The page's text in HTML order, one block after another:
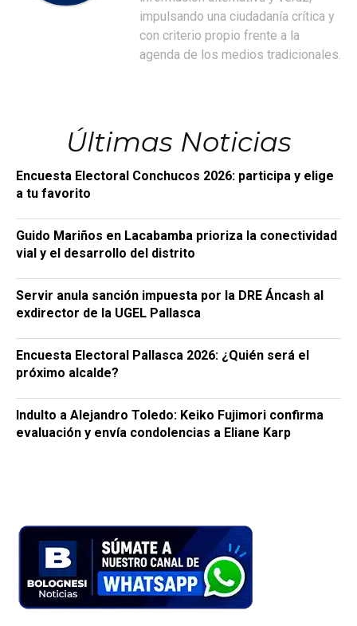
impulsando una ciudadanía crítica y
con criterio propio frente a la
agenda de los medios tradicionales.
Últimas Noticias
Encuesta Electoral Conchucos 2026: participa y elige
a tu favorito
Guido Mariños en Lacabamba prioriza la conectividad
vial y el desarrollo del distrito
Servir anula sanción impuesta por la DRE Áncash al
exdirector de la UGEL Pallasca
Encuesta Electoral Pallasca 2026: ¿Quién será el
próximo alcalde?
Indulto a Alejandro Toledo: Keiko Fujimori confirma
evaluación y envía condolencias a Eliane Karp